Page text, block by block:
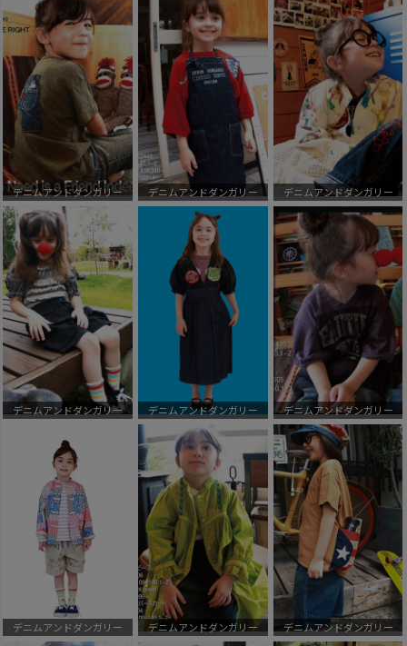
デニムアンドダンガリー デニムアンドダンガリー デニムアンドダンガリー
デニムアンドダンガリー デニムアンドダンガリー デニムアンドダンガリー
デニムアンドダンガリー デニムアンドダンガリー デニムアンドダンガリー